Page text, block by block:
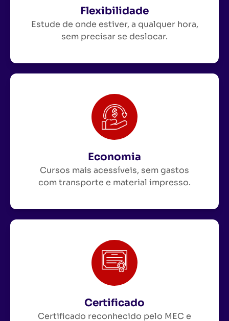
Flexibilidade
Estude de onde estiver, a qualquer hora,
sem precisar se deslocar.
Economia
Cursos mais acessíveis, sem gastos
com transporte e material impresso.
Certificado
Certificado reconhecido pelo MEC e